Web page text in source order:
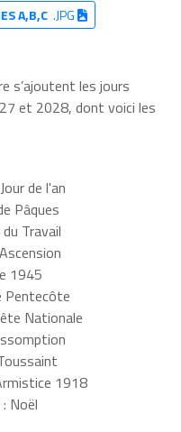
A,B,C.JPG
s’ajoutent les jours
et 2028, dont voici les
de l'an
Pâques
Travail
1945
Pentecôte
Nationale
1918
: Noël